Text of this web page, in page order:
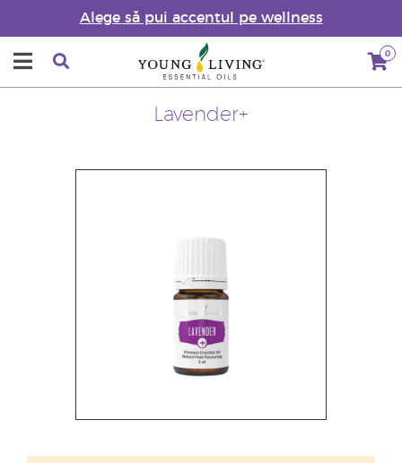
Alege să pui accentul pe wellness
0
Lavender+